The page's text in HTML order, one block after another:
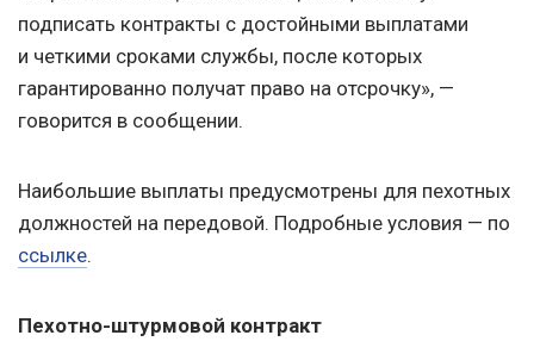
подписать контракты с достойными выплатами
и четкими сроками службы, после которых
гарантированно получат право на отсрочку», —
говорится в сообщении.
Наибольшие выплаты предусмотрены для пехотных
должностей на передовой. Подробные условия — по
ссылке.
Пехотно-штурмовой контракт